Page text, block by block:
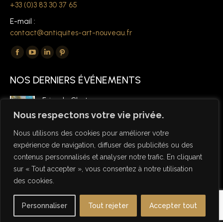
Nous respectons votre vie privée.
Nous utilisons des cookies pour améliorer votre
expérience de navigation, diffuser des publicités ou des
contenus personnalisés et analyser notre trafic. En cliquant
sur « Tout accepter », vous consentez à notre utilisation
des cookies.
Personnaliser Tout rejeter Accepter tout
+33 (0)3 83 30 37 65
E-mail :
contact@antiquites-art-nouveau.fr
Trouvez nous sur :
La
Facebook
s'ouvre
dans
nouvelle
fenêtre
La
YouTube
s'ouvre
nouvelle
fenêtre
La
LinkedIn
s'ouvre
une
nouvelle
fenêtre
La
Pinterest
s'ouvre
dans
nouvelle
fenêtre
NOS DERNIERS ÉVÉNEMENTS
Foire de Chatou
6 mars 2026
Studio
Useful links